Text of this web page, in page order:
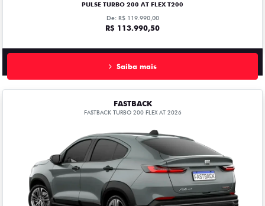
PULSE TURBO 200 AT FLEX T200
De: R$ 119.990,00
R$ 113.990,50
Saiba mais
FASTBACK
FASTBACK TURBO 200 FLEX AT 2026